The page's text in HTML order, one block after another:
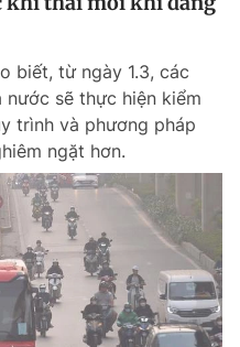
biết, từ ngày 1.3, các
sẽ thực hiện kiểm
trình và phương pháp
ngặt hơn.